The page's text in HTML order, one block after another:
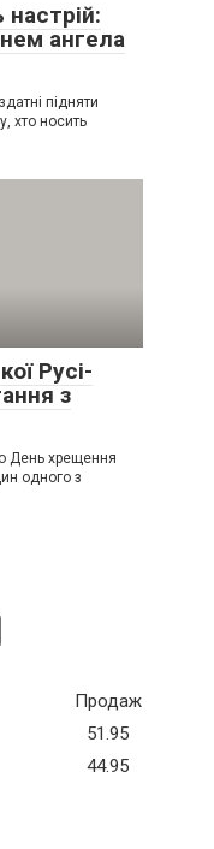
настрій:
ангела
підняти
хто носить
Русі-
з
День хрещення
одного з
Продаж
51.95
44.95